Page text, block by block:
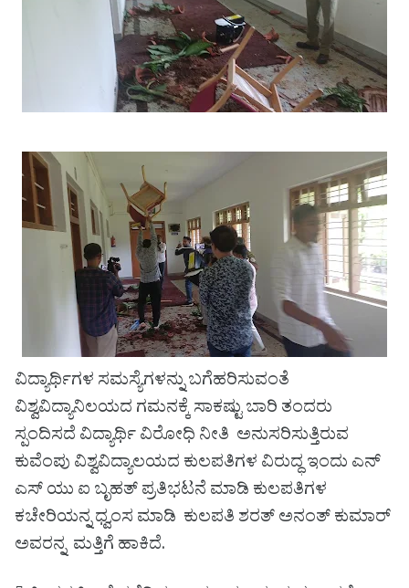
ವಿದ್ಯಾರ್ಥಿಗಳ ಸಮಸ್ಯೆಗಳನ್ನು ಬಗೆಹರಿಸುವಂತೆ
ವಿಶ್ವವಿದ್ಯಾನಿಲಯದ ಗಮನಕ್ಕೆ ಸಾಕಷ್ಟು ಬಾರಿ ತಂದರು
ಸ್ಪಂದಿಸದೆ ವಿದ್ಯಾರ್ಥಿ ವಿರೋಧಿ ನೀತಿ ಅನುಸರಿಸುತ್ತಿರುವ
ಕುವೆಂಪು ವಿಶ್ವವಿದ್ಯಾಲಯದ ಕುಲಪತಿಗಳ ವಿರುದ್ಧ ಇಂದು ಎನ್
ಎಸ್ ಯು ಐ ಬೃಹತ್ ಪ್ರತಿಭಟನೆ ಮಾಡಿ ಕುಲಪತಿಗಳ
ಕಚೇರಿಯನ್ನ ಧ್ವಂಸ ಮಾಡಿ ಕುಲಪತಿ ಶರತ್ ಅನಂತ್ ಕುಮಾರ್
ಅವರನ್ನ ಮತ್ತಿಗೆ ಹಾಕಿದೆ.